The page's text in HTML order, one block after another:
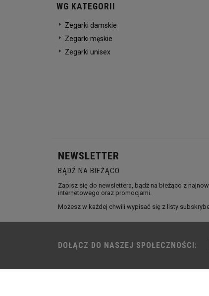
WG KATEGORII
Zegarki damskie
Zegarki męskie
Zegarki unisex
NEWSLETTER
BĄDŹ NA BIEŻĄCO
Zapisz się do newslettera, bądź na bieżąco z
internetowego oraz promocjami.
Możesz w każdej chwili wypisać się z listy
DOŁĄCZ DO NASZEJ SPOŁECZNOŚCI: